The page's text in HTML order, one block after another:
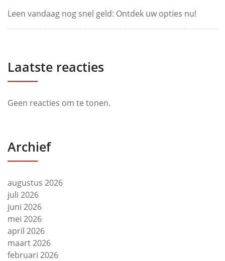
Leen vandaag nog snel geld: Ontdek uw opties nu!
Laatste reacties
Geen reacties om te tonen.
Archief
augustus 2026
juli 2026
juni 2026
mei 2026
april 2026
maart 2026
februari 2026